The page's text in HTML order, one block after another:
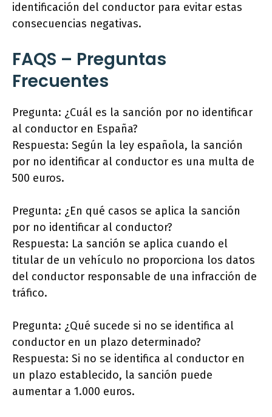
identificación del conductor para evitar estas
consecuencias negativas.
FAQS – Preguntas
Frecuentes
Pregunta: ¿Cuál es la sanción por no identificar
al conductor en España?
Respuesta: Según la ley española, la sanción
por no identificar al conductor es una multa de
500 euros.
Pregunta: ¿En qué casos se aplica la sanción
por no identificar al conductor?
Respuesta: La sanción se aplica cuando el
titular de un vehículo no proporciona los datos
del conductor responsable de una infracción de
tráfico.
Pregunta: ¿Qué sucede si no se identifica al
conductor en un plazo determinado?
Respuesta: Si no se identifica al conductor en
un plazo establecido, la sanción puede
aumentar a 1.000 euros.